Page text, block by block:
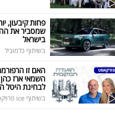
פחות קיבעון,
שמסביר את
בישראל
בשיתוף כלמוביל
האם זו
השמאי ארז
לבחינת היטל
בשיתוף ice פרויקטים